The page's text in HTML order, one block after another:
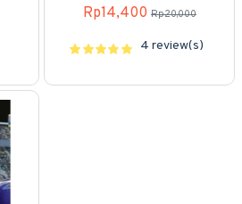
Rp14,400 Rp20,000
4 review(s)